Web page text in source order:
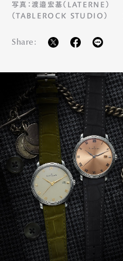
写真：渡邉宏基（LATERNE）
（TABLEROCK STUDIO）
Share: